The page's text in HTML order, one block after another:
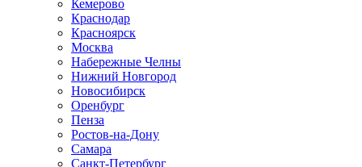
Кемерово
Краснодар
Красноярск
Москва
Набережные Челны
Нижний Новгород
Новосибирск
Оренбург
Пенза
Ростов-на-Дону
Самара
Санкт-Петербург